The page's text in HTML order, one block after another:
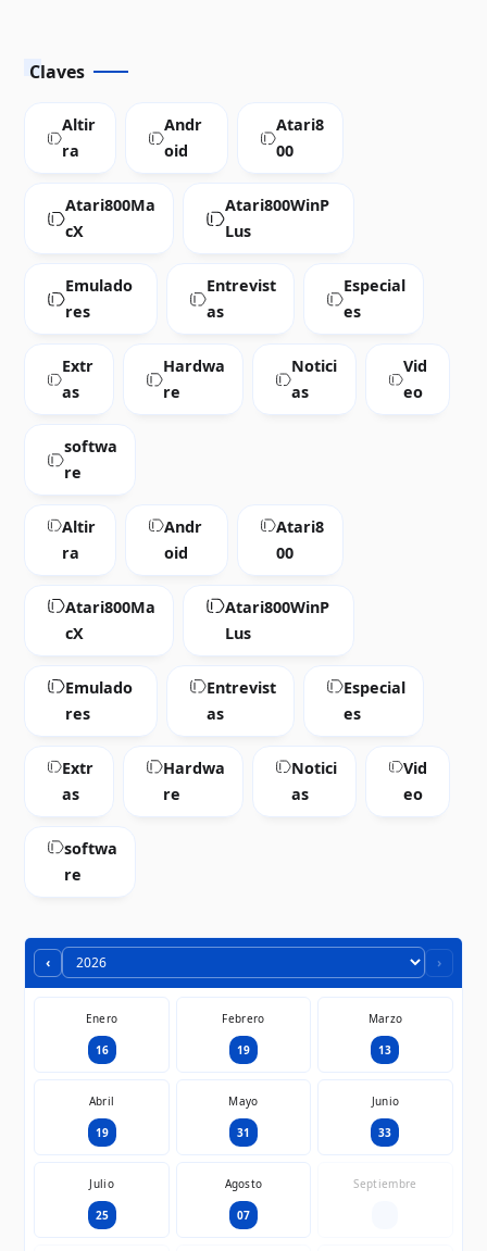
Claves
Altir
ra
Andr
oid
Atari8
00
Atari800Ma
cX
Atari800WinP
Lus
Emulado
res
Entrevist
as
Especial
es
Extr
as
Hardwa
re
Notici
as
Vid
eo
softwa
re
Altir
ra
Andr
oid
Atari8
00
Atari800Ma
cX
Atari800WinP
Lus
Emulado
res
Entrevist
as
Especial
es
Extr
as
Hardwa
re
Notici
as
Vid
eo
softwa
re
‹ ›
Enero
16
Febrero
19
Marzo
13
Abril
19
Mayo
31
Junio
33
Julio
25
Agosto
07
Septiembre